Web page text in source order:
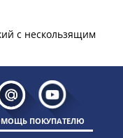
с нескользящим
ПОКУПАТЕЛЮ